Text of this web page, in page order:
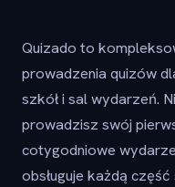
Quizado to
prowadzenia quizów
szkół i sal wydarzeń.
prowadzisz swój
cotygodniowe
obsługuje każdą